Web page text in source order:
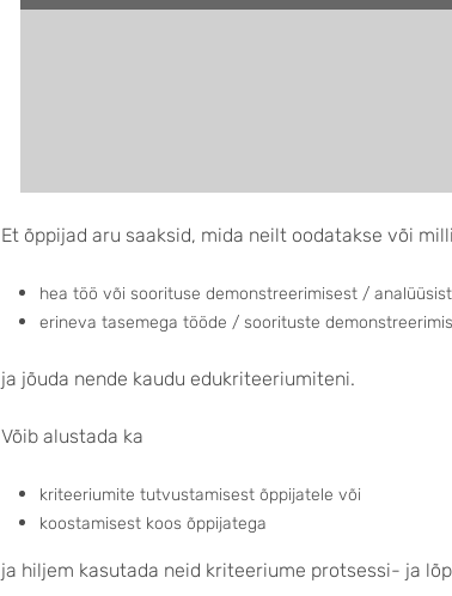
Et õppijad aru saaksid, mida neilt oodatakse või
hea töö või soorituse demonstreerimisest /
erineva tasemega tööde / soorituste
ja jõuda nende kaudu edukriteeriumiteni.
Võib alustada ka
kriteeriumite tutvustamisest õppijatele või
koostamisest koos õppijatega
ja hiljem kasutada neid kriteeriume protsessi- ja